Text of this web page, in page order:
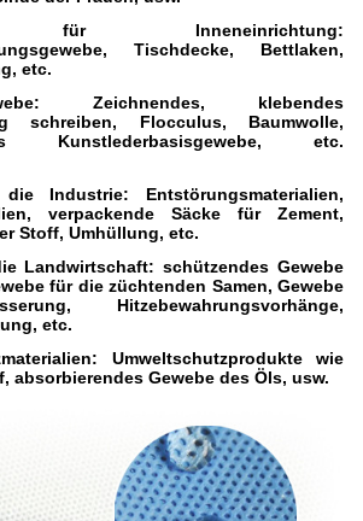
für Inneneinrichtung:
Tischdecke, Bettlaken,
etc.
Zeichnendes, klebendes
schreiben, Flocculus, Baumwolle,
Kunstlederbasisgewebe, etc.
Industrie: Entstörungsmaterialien,
verpackende Säcke für Zement,
Stoff, Umhüllung, etc.
Landwirtschaft: schützendes Gewebe
für die züchtenden Samen, Gewebe
Hitzebewahrungsvorhänge,
etc.
Umweltschutzprodukte wie
absorbierendes Gewebe des Öls, usw.